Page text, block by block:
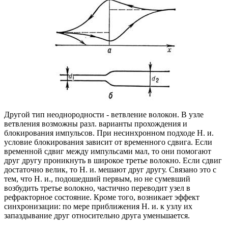
Другой тип неоднородности - ветвление волокон. В узле
ветвления возможны разл. варианты прохождения и
блокирования импульсов. При несинхронном подходе Н. и.
условие блокирования зависит от временного сдвига. Если
временной сдвиг между импульсами мал, то они помогают
друг другу проникнуть в широкое третье волокно. Если сдвиг
достаточно велик, то Н. и. мешают друг другу. Связано это с
тем, что Н. и., подошедший первым, но не сумевший
возбудить третье волокно, частично переводит узел в
рефракторное состояние. Кроме того, возникает эффект
синхронизации: по мере приближения Н. и. к узлу их
запаздывание друг относительно друга уменьшается.